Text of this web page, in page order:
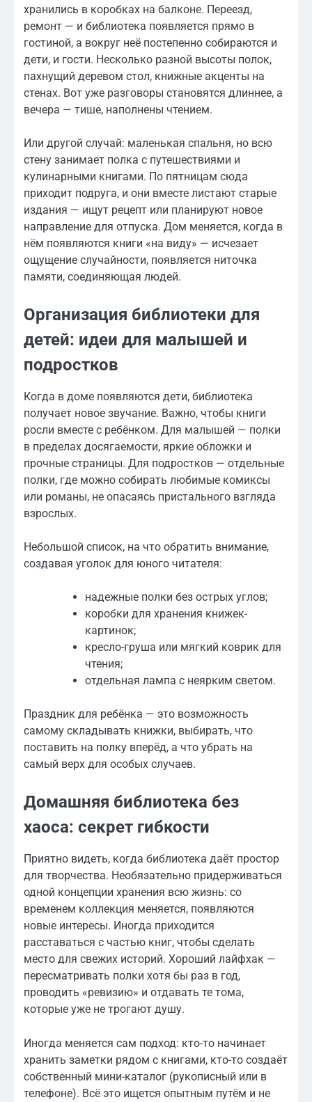
хранились в коробках на балконе. Переезд,
ремонт — и библиотека появляется прямо в
гостиной, а вокруг неё постепенно собираются и
дети, и гости. Несколько разной высоты полок,
пахнущий деревом стол, книжные акценты на
стенах. Вот уже разговоры становятся длиннее, а
вечера — тише, наполнены чтением.
Или другой случай: маленькая спальня, но всю
стену занимает полка с путешествиями и
кулинарными книгами. По пятницам сюда
приходит подруга, и они вместе листают старые
издания — ищут рецепт или планируют новое
направление для отпуска. Дом меняется, когда в
нём появляются книги «на виду» — исчезает
ощущение случайности, появляется ниточка
памяти, соединяющая людей.
Организация библиотеки для
детей: идеи для малышей и
подростков
Когда в доме появляются дети, библиотека
получает новое звучание. Важно, чтобы книги
росли вместе с ребёнком. Для малышей — полки
в пределах досягаемости, яркие обложки и
прочные страницы. Для подростков — отдельные
полки, где можно собирать любимые комиксы
или романы, не опасаясь пристального взгляда
взрослых.
Небольшой список, на что обратить внимание,
создавая уголок для юного читателя:
надежные полки без острых углов;
коробки для хранения книжек-
картинок;
кресло-груша или мягкий коврик для
чтения;
отдельная лампа с неярким светом.
Праздник для ребёнка — это возможность
самому складывать книжки, выбирать, что
поставить на полку вперёд, а что убрать на
самый верх для особых случаев.
Домашняя библиотека без
хаоса: секрет гибкости
Приятно видеть, когда библиотека даёт простор
для творчества. Необязательно придерживаться
одной концепции хранения всю жизнь: со
временем коллекция меняется, появляются
новые интересы. Иногда приходится
расставаться с частью книг, чтобы сделать
место для свежих историй. Хороший лайфхак —
пересматривать полки хотя бы раз в год,
проводить «ревизию» и отдавать те тома,
которые уже не трогают душу.
Иногда меняется сам подход: кто-то начинает
хранить заметки рядом с книгами, кто-то создаёт
собственный мини-каталог (рукописный или в
телефоне). Всё это ищется опытным путём и не